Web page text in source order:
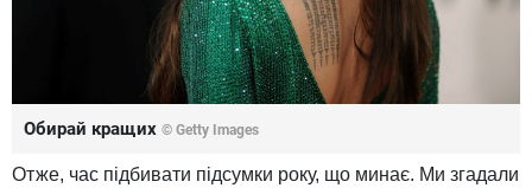
Обирай кращих © Getty Images
Отже, час підбивати підсумки року, що минає. Ми згадали